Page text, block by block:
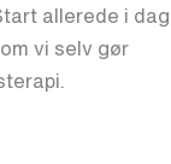
allerede i dag
vi selv gør